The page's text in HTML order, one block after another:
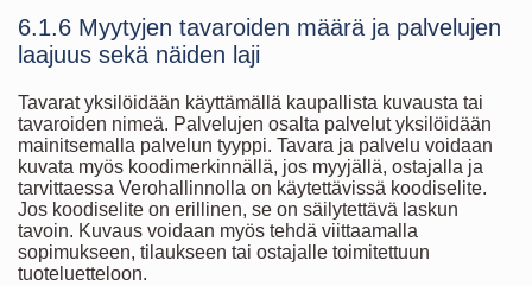
6.1.6 Myytyjen tavaroiden määrä ja palvelujen
laajuus sekä näiden laji
Tavarat yksilöidään käyttämällä kaupallista kuvausta tai
tavaroiden nimeä. Palvelujen osalta palvelut yksilöidään
mainitsemalla palvelun tyyppi. Tavara ja palvelu voidaan
kuvata myös koodimerkinnällä, jos myyjällä, ostajalla ja
tarvittaessa Verohallinnolla on käytettävissä koodiselite.
Jos koodiselite on erillinen, se on säilytettävä laskun
tavoin. Kuvaus voidaan myös tehdä viittaamalla
sopimukseen, tilaukseen tai ostajalle toimitettuun
tuoteluetteloon.